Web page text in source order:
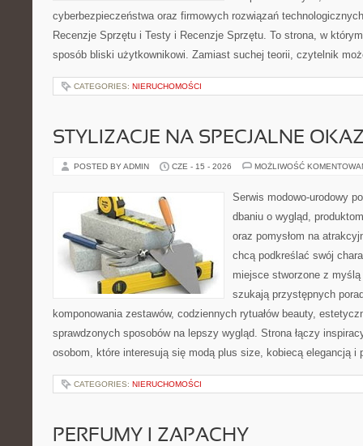
cyberbezpieczeństwa oraz firmowych rozwiązań
Recenzje Sprzętu i Testy i Recenzje Sprzętu. To strona, w
sposób bliski użytkownikowi. Zamiast suchej teorii, czytelnik
CATEGORIES: NIERUCHOMOŚCI
STYLIZACJE NA SPECJALNE
POSTED BY ADMIN CZE - 15 - 2026 MOŻLIWOŚĆ
Serwis modowo-urodowy
dbaniu o wygląd,
oraz pomysłom na
chcą podkreślać swój
miejsce stworzone z
szukają przystępnych
komponowania zestawów, codziennych rytuałów beauty,
sprawdzonych sposobów na lepszy wygląd. Strona łączy
osobom, które interesują się modą plus size, kobiecą elegancją
CATEGORIES: NIERUCHOMOŚCI
PERFUMY I ZAPACHY